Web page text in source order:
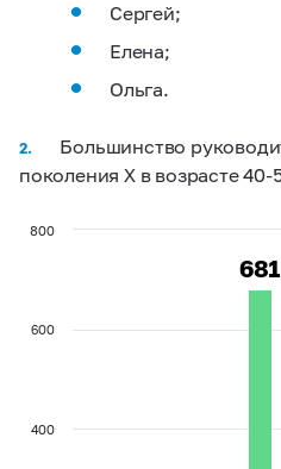
Сергей;
Елена;
Ольга.
2.
Большинство
поколения X в возрасте40-
681
681
400
600
800